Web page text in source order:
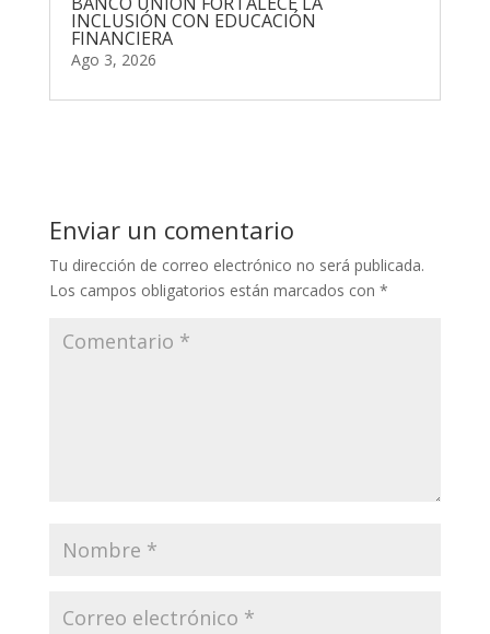
INCLUSIÓN CON EDUCACIÓN
FINANCIERA
Ago 3, 2026
Enviar un comentario
Tu dirección de correo electrónico no será publicada.
Los campos obligatorios están marcados con *